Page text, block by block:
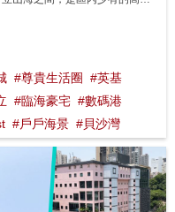
#尊貴生活圈 #英基
#臨海豪宅 #數碼港
#戶戶海景 #貝沙灣